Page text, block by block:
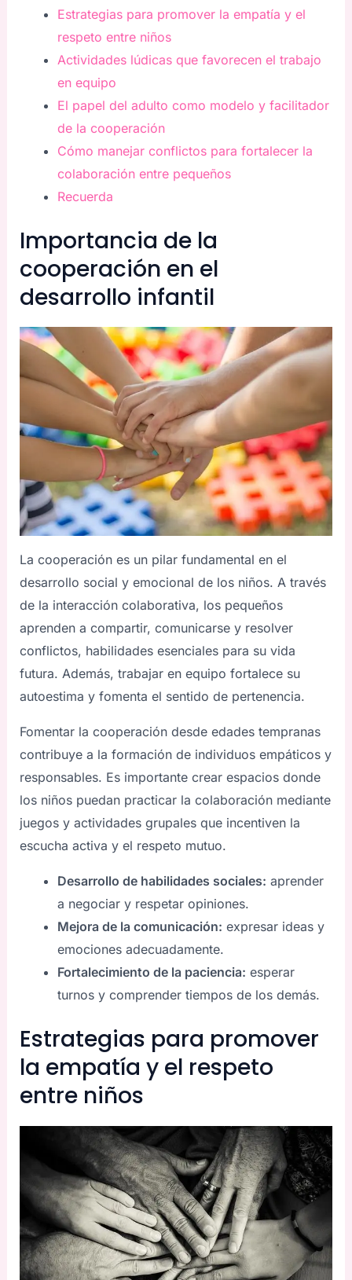
Estrategias para promover la empatía y el
respeto entre niños
Actividades lúdicas que favorecen el trabajo
en equipo
El papel del adulto como modelo y facilitador
de la cooperación
Cómo manejar conflictos para fortalecer la
colaboración entre pequeños
Recuerda
Importancia de la
cooperación en el
desarrollo infantil
La cooperación es un pilar fundamental en el
desarrollo social y emocional de los niños. A través
de la interacción colaborativa, los pequeños
aprenden a compartir, comunicarse y resolver
conflictos, habilidades esenciales para su vida
futura. Además, trabajar en equipo fortalece su
autoestima y fomenta el sentido de pertenencia.
Fomentar la cooperación desde edades tempranas
contribuye a la formación de individuos empáticos y
responsables. Es importante crear espacios donde
los niños puedan practicar la colaboración mediante
juegos y actividades grupales que incentiven la
escucha activa y el respeto mutuo.
Desarrollo de habilidades sociales: aprender
a negociar y respetar opiniones.
Mejora de la comunicación: expresar ideas y
emociones adecuadamente.
Fortalecimiento de la paciencia: esperar
turnos y comprender tiempos de los demás.
Estrategias para promover
la empatía y el respeto
entre niños